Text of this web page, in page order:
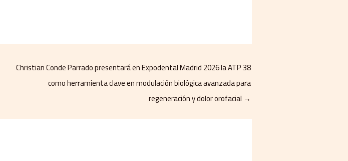
Christian Conde Parrado presentará en Expodental Madrid 2026 la ATP 38
como herramienta clave en modulación biológica avanzada para
regeneración y dolor orofacial →